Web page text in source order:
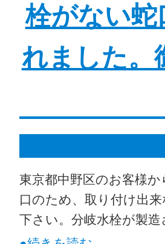
栓がない
れました。
東京都中野区のお客様
口のため、取り付け出
下さい。分岐水栓が製